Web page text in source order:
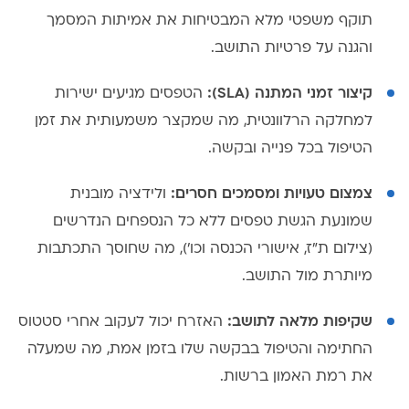
תוקף משפטי מלא המבטיחות את אמיתות המסמך
והגנה על פרטיות התושב.
קיצור זמני המתנה (SLA):
הטפסים מגיעים ישירות
למחלקה הרלוונטית, מה שמקצר משמעותית את זמן
הטיפול בכל פנייה ובקשה.
צמצום טעויות ומסמכים חסרים: ולידציה מובנית
שמונעת הגשת טפסים ללא כל הנספחים הנדרשים
(צילום ת"ז, אישורי הכנסה וכו'), מה שחוסך התכתבות
מיותרת מול התושב.
שקיפות מלאה לתושב: האזרח יכול לעקוב אחרי סטטוס
החתימה והטיפול בבקשה שלו בזמן אמת, מה שמעלה
את רמת האמון ברשות.